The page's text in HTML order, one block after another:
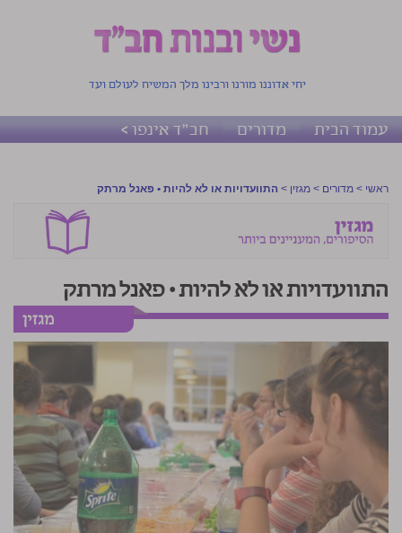
יחי אדוננו מורנו ורבינו מלך המשיח לעולם ועד
עמוד הבית מדורים חב"ד אינפו >
ראשי > מדורים > מגזין > התוועדויות או לא להיות • פאנל מרתק
התוועדויות או לא להיות • פאנל מרתק